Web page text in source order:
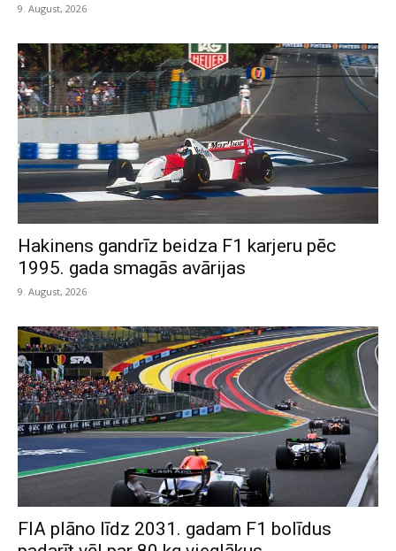
9. August, 2026
Hakinens gandrīz beidza F1 karjeru pēc
1995. gada smagās avārijas
9. August, 2026
FIA plāno līdz 2031. gadam F1 bolīdus